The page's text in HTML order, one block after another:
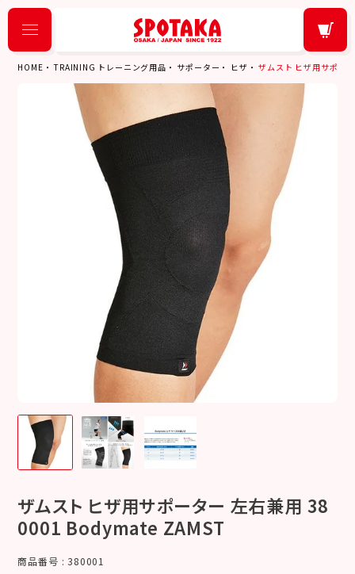
HOME TRAINING トレーニング用品 サポーター ヒザ ザムスト ヒザ用サポー
ザムスト ヒザ用サポーター 左右兼用 38
0001 Bodymate ZAMST
商品番号 380001